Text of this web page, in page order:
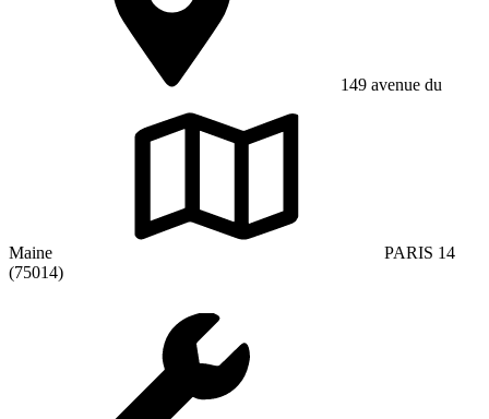
149 avenue du
Maine
PARIS 14
(75014)